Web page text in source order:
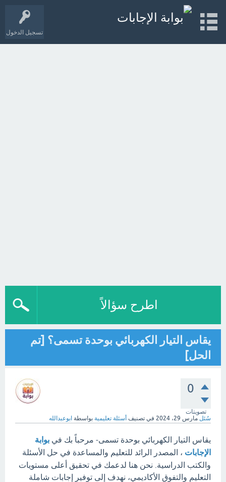
تسجيل الدخول
اطرح سؤالاً
يقاس التيار الكهربائي بوحدة تسمى؟ [تم
الحل]
0
تصويتات
سُئل مارس 29، 2024 في تصنيف أسئلة تعليمية بواسطة ابوعبدالله
يقاس التيار الكهربائي بوحدة تسمى- مرحباً بك في بوابة
الإجابات ، المصدر الرائد للتعليم والمساعدة في حل الأسئلة
والكتب الدراسية. نحن هنا لدعمك في تحقيق أعلى مستويات
التعليم والتفوق الأكاديمي، نهدف إلى توفير إجابات شاملة